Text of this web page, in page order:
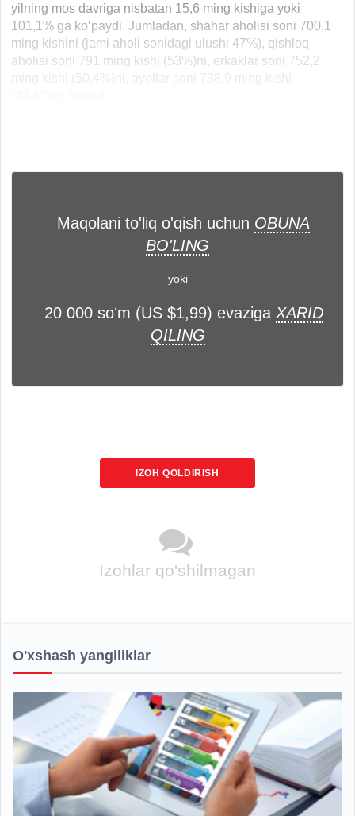
yilning mos davriga nisbatan 15,6 ming kishiga yoki
101,1% ga ko‘paydi. Jumladan, shahar aholisi soni 700,1
ming kishini (jami aholi sonidagi ulushi 47%), qishloq
aholisi soni 791 ming kishi (53%)ni, erkaklar soni 752,2
Maqolani to'liq o'qish uchun OBUNA
BO'LING
yoki
20 000 soʻm (US $1,99) evaziga XARID
QILING
IZOH QOLDIRISH
Izohlar qo'shilmagan
O'xshash yangiliklar